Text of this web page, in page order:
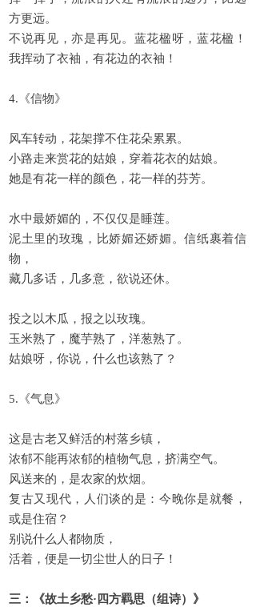
方更远。
不说再见，亦是再见。蓝花楹呀，蓝花楹！
我挥动了衣袖，有花边的衣袖！
4.《信物》
风车转动，花架撑不住花朵累累。
小路走来赏花的姑娘，穿着花衣的姑娘。
她是有花一样的颜色，花一样的芬芳。
水中最娇媚的，不仅仅是睡莲。
泥土里的玫瑰，比娇媚还娇媚。信纸裹着信
物，
藏几多话，几多意，欲说还休。
投之以木瓜，报之以玫瑰。
玉米熟了，魔芋熟了，洋葱熟了。
姑娘呀，你说，什么也该熟了？
5.《气息》
这是古老又鲜活的村落乡镇，
浓郁不能再浓郁的植物气息，挤满空气。
风送来的，是农家的炊烟。
复古又现代，人们谈的是：今晚你是就餐，
或是住宿？
别说什么人都物质，
活着，便是一切尘世人的日子！
三：《故土乡愁·四方羁思（组诗）》